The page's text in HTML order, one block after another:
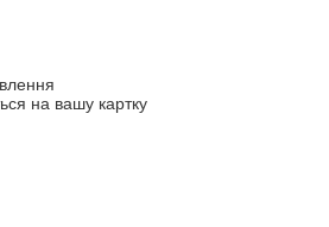
на вашу картку